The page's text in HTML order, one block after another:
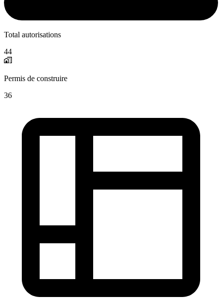
Total autorisations
44
Permis de construire
36